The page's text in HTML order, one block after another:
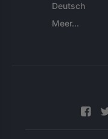
Deutsch
Meer...